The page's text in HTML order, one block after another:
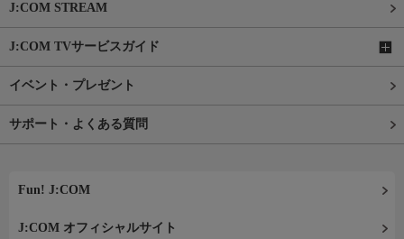
J:COM STREAM
J:COM TVサービスガイド
イベント・プレゼント
サポート・よくある質問
Fun! J:COM
J:COM オフィシャルサイト